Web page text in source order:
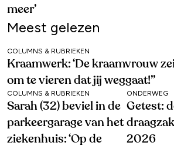
meer’
Meest gelezen
COLUMNS & RUBRIEKEN
Kraamwerk: ‘De kraamvrouw
om te vieren dat jij weggaat!’’
COLUMNS & RUBRIEKEN
Sarah (32) beviel in de
parkeergarage van het
ziekenhuis: ‘Op de
ONDERWEG
Getest:
2026